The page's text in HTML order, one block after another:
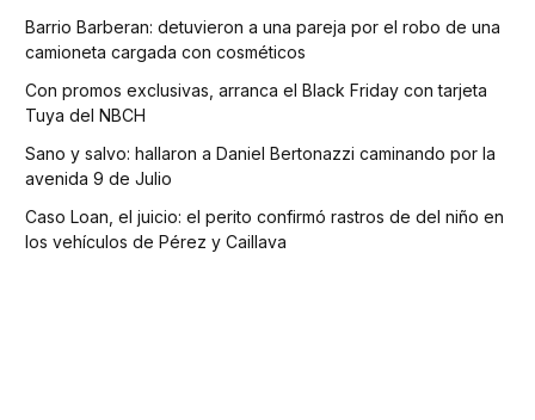
Barrio Barberan: detuvieron a una pareja por el robo de una
camioneta cargada con cosméticos
Con promos exclusivas, arranca el Black Friday con tarjeta
Tuya del NBCH
Sano y salvo: hallaron a Daniel Bertonazzi caminando por la
avenida 9 de Julio
Caso Loan, el juicio: el perito confirmó rastros de del niño en
los vehículos de Pérez y Caillava